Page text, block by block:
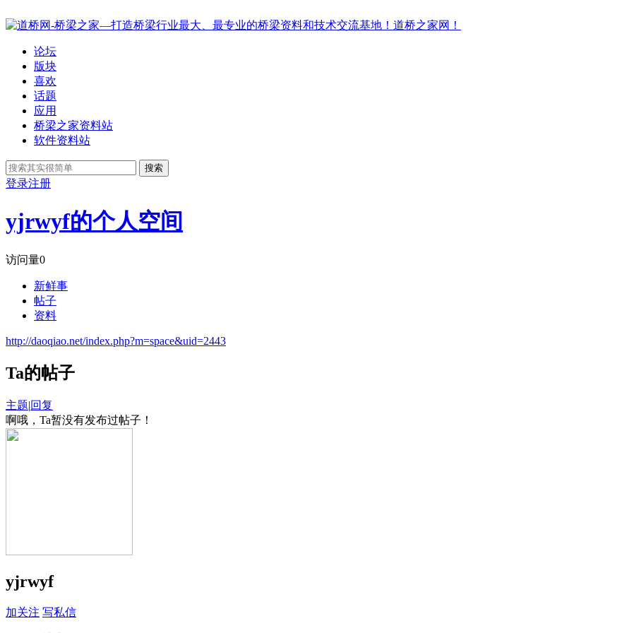
论坛
版块
喜欢
话题
应用
桥梁之家资料站
软件资料站
搜索
登录注册
yjrwyf的个人空间
访问量0
新鲜事
帖子
资料
http://daoqiao.net/index.php?m=space&uid=2443
Ta的帖子
主题|回复
啊哦，Ta暂没有发布过帖子！
yjrwyf
加关注 写私信